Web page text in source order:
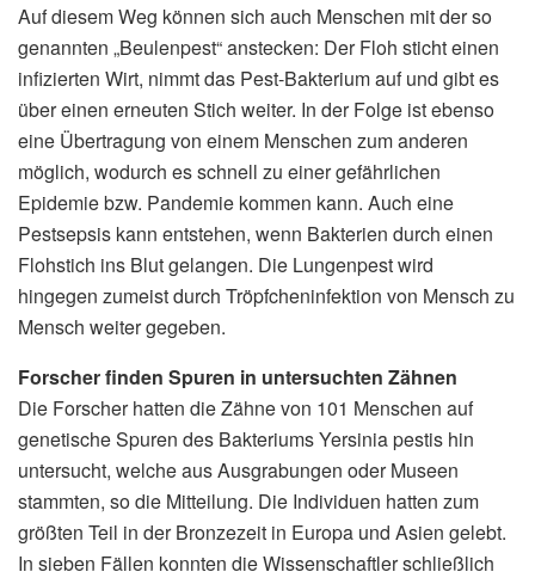
Auf diesem Weg können sich auch Menschen mit der so
genannten „Beulenpest“ anstecken: Der Floh sticht einen
infizierten Wirt, nimmt das Pest-Bakterium auf und gibt es
über einen erneuten Stich weiter. In der Folge ist ebenso
eine Übertragung von einem Menschen zum anderen
möglich, wodurch es schnell zu einer gefährlichen
Epidemie bzw. Pandemie kommen kann. Auch eine
Pestsepsis kann entstehen, wenn Bakterien durch einen
Flohstich ins Blut gelangen. Die Lungenpest wird
hingegen zumeist durch Tröpfcheninfektion von Mensch zu
Mensch weiter gegeben.
Forscher finden Spuren in untersuchten Zähnen
Die Forscher hatten die Zähne von 101 Menschen auf
genetische Spuren des Bakteriums Yersinia pestis hin
untersucht, welche aus Ausgrabungen oder Museen
stammten, so die Mitteilung. Die Individuen hatten zum
größten Teil in der Bronzezeit in Europa und Asien gelebt.
In sieben Fällen konnten die Wissenschaftler schließlich